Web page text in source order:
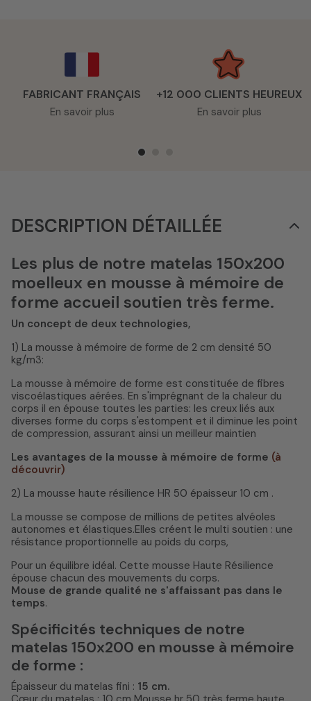
FABRICANT FRANÇAIS
En savoir plus
+12 000 CLIENTS HEUREUX
En savoir plus
DESCRIPTION DÉTAILLÉE
Les plus de notre matelas 150x200
moelleux en mousse à mémoire de
forme accueil soutien très ferme.
Un concept de deux technologies,
1) La mousse à mémoire de forme de 2 cm densité 50
kg/m3:
La mousse à mémoire de forme est constituée de fibres
viscoélastiques aérées. En s'imprégnant de la chaleur du
corps il en épouse toutes les parties: les creux liés aux
diverses forme du corps s'estompent et il diminue les point
de compression, assurant ainsi un meilleur maintien
Les avantages de la mousse à mémoire de forme (à
découvrir)
2) La mousse haute résilience HR 50 épaisseur 10 cm .
La mousse se compose de millions de petites alvéoles
autonomes et élastiques.Elles créent le multi soutien : une
résistance proportionnelle au poids du corps,
Pour un équilibre idéal. Cette mousse Haute Résilience
épouse chacun des mouvements du corps.
Mouse de grande qualité ne s'affaissant pas dans le
temps.
Spécificités techniques de notre
matelas 150x200 en mousse à mémoire
de forme :
Épaisseur du matelas fini : 15 cm.